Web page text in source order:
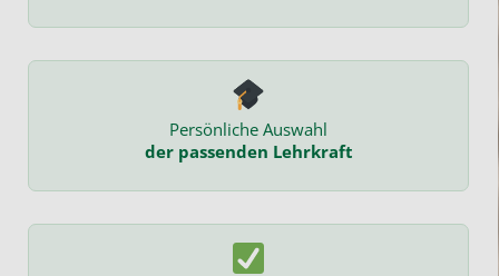
Persönliche Auswahl
der passenden Lehrkraft